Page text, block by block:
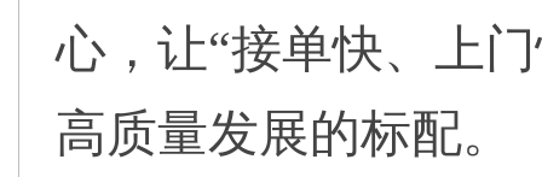
心，让“接单快、上
高质量发展的标配。